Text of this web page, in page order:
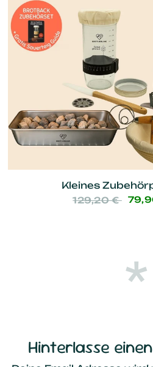
Kleines
129,20 €
Hinterlasse